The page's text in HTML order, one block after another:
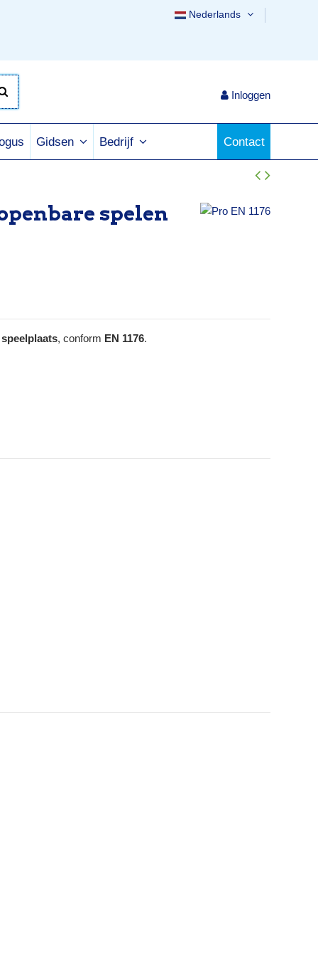
Nederlands
Inloggen
Gidsen Bedrijf Contact
spelen
, conform EN 1176.